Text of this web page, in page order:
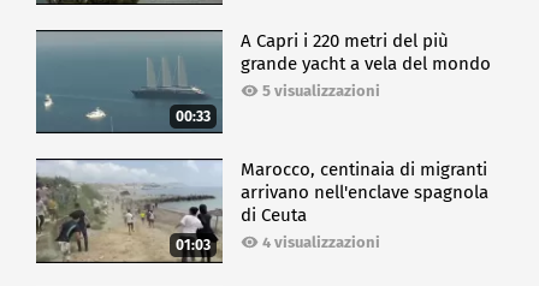
00:33
A Capri i 220 metri del più
grande yacht a vela del mondo
5 visualizzazioni
01:03
Marocco, centinaia di migranti
arrivano nell'enclave spagnola
di Ceuta
4 visualizzazioni